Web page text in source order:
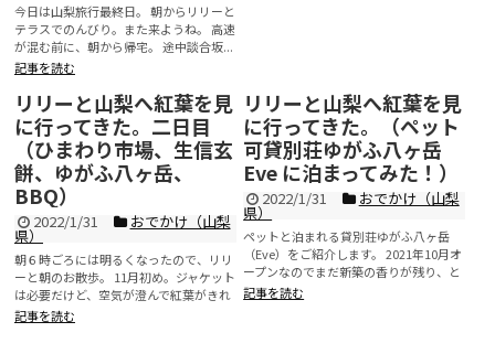
今日は山梨旅行最終日。 朝からリリーと
テラスでのんびり。また来ようね。 高速
が混む前に、朝から帰宅。 途中談合坂...
記事を読む
リリーと山梨へ紅葉を見
に行ってきた。二日目
（ひまわり市場、生信玄
餅、ゆがふ八ヶ岳、
BBQ）
2022/1/31 おでかけ（山梨
県）
朝６時ごろには明るくなったので、リリ
ーと朝のお散歩。 11月初め。ジャケット
は必要だけど、空気が澄んで紅葉がきれ
いな気持ちの良い朝。...
記事を読む
リリーと山梨へ紅葉を見
に行ってきた。（ペット
可貸別荘ゆがふ八ヶ岳
Eve に泊まってみた！）
2022/1/31 おでかけ（山梨
県）
ペットと泊まれる貸別荘ゆがふ八ヶ岳
（Eve）をご紹介します。 2021年10月オ
ープンなのでまだ新築の香りが残り、と
ても綺麗な建物で...
記事を読む